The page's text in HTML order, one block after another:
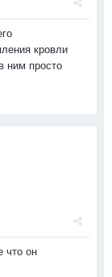
кровли
ним просто
что он